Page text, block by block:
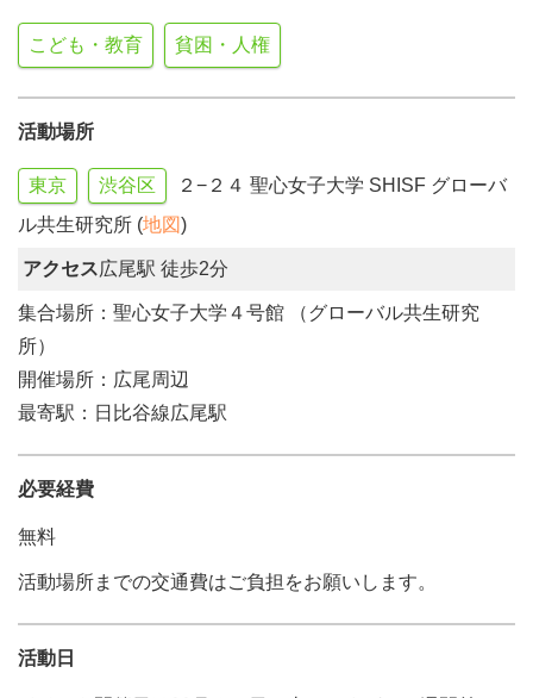
こども・教育 貧困・人権
活動場所
東京 渋谷区
２−２４ 聖心女子大学 SHISF グローバ
ル共生研究所 (地図)
アクセス広尾駅 徒歩2分
集合場所：聖心女子大学４号館 （グローバル共生研究
所）
開催場所：広尾周辺
最寄駅：日比谷線広尾駅
必要経費
無料
活動場所までの交通費はご負担をお願いします。
活動日